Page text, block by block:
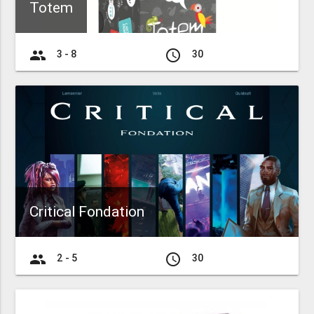
Totem
group 3 - 8 access_time 30
Critical Fondation
group 2 - 5 access_time 30